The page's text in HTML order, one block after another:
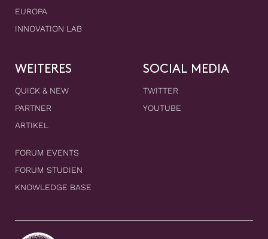
EUROPA
INNOVATION LAB
WEITERES
QUICK & NEW
PARTNER
ARTIKEL
FORUM EVENTS
FORUM STUDIEN
KNOWLEDGE BASE
SOCIAL MEDIA
TWITTER
YOUTUBE